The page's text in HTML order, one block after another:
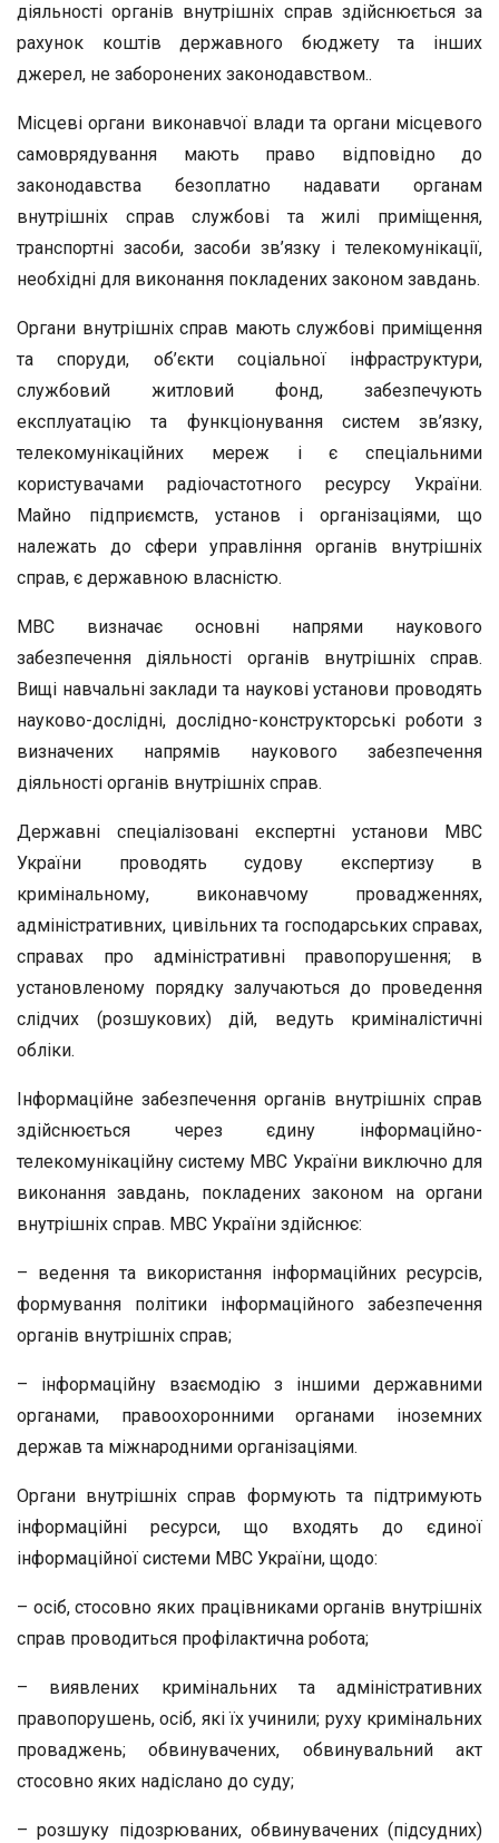
діяльності органів внутрішніх справ здійснюється за
рахунок коштів державного бюджету та інших
джерел, не заборонених законодавством..
Місцеві органи виконавчої влади та органи місцевого
самоврядування мають право відповідно до
законодавства безоплатно надавати органам
внутрішніх справ службові та жилі приміщення,
транспортні засоби, засоби зв’язку і телекомунікації,
необхідні для виконання покладених законом завдань.
Органи внутрішніх справ мають службові приміщення
та споруди, об’єкти соціальної інфраструктури,
службовий житловий фонд, забезпечують
експлуатацію та функціонування систем зв’язку,
телекомунікаційних мереж і є спеціальними
користувачами радіочастотного ресурсу України.
Майно підприємств, установ і організаціями, що
належать до сфери управління органів внутрішніх
справ, є державною власністю.
МВС визначає основні напрями наукового
забезпечення діяльності органів внутрішніх справ.
Вищі навчальні заклади та наукові установи проводять
науково-дослідні, дослідно-конструкторські роботи з
визначених напрямів наукового забезпечення
діяльності органів внутрішніх справ.
Державні спеціалізовані експертні установи МВС
України проводять судову експертизу в
кримінальному, виконавчому провадженнях,
адміністративних, цивільних та господарських справах,
справах про адміністративні правопорушення; в
установленому порядку залучаються до проведення
слідчих (розшукових) дій, ведуть криміналістичні
обліки.
Інформаційне забезпечення органів внутрішніх справ
здійснюється через єдину інформаційно-
телекомунікаційну систему МВС України виключно для
виконання завдань, покладених законом на органи
внутрішніх справ. МВС України здійснює:
– ведення та використання інформаційних ресурсів,
формування політики інформаційного забезпечення
органів внутрішніх справ;
– інформаційну взаємодію з іншими державними
органами, правоохоронними органами іноземних
держав та міжнародними організаціями.
Органи внутрішніх справ формують та підтримують
інформаційні ресурси, що входять до єдиної
інформаційної системи МВС України, щодо:
– осіб, стосовно яких працівниками органів внутрішніх
справ проводиться профілактична робота;
– виявлених кримінальних та адміністративних
правопорушень, осіб, які їх учинили; руху кримінальних
проваджень; обвинувачених, обвинувальний акт
стосовно яких надіслано до суду;
– розшуку підозрюваних, обвинувачених (підсудних)